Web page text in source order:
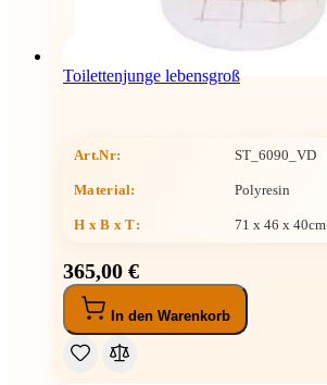
Toilettenjunge lebensgroß
Art.Nr: ST_6090_VD
Material: Polyresin
H x B x T: 71 x 46 x 40cm
365,00 €
In den Warenkorb